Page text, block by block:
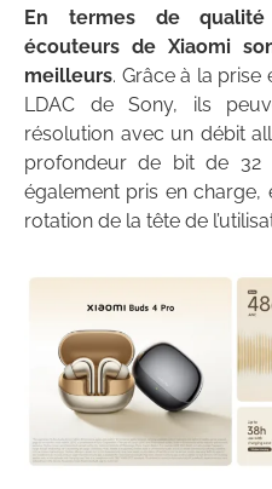
En termes de
écouteurs de Xiaomi
meilleurs. Grâce à la
LDAC de Sony, ils
résolution avec un débit
profondeur de bit de 32
également pris en
rotation de la tête de